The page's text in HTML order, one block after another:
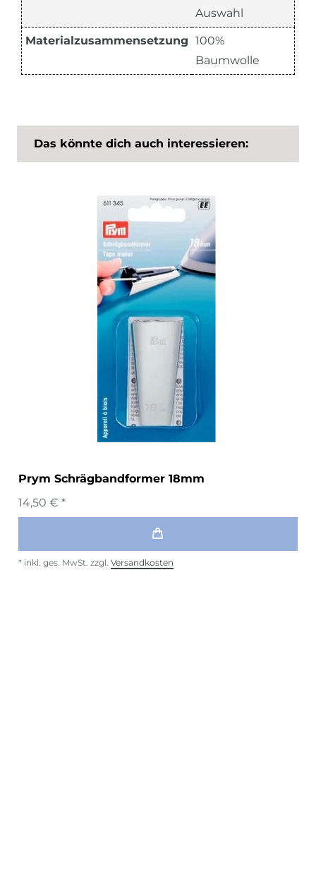
Auswahl
Materialzusammensetzung 100%
Baumwolle
Das könnte dich auch interessieren:
Prym Schrägbandformer 18mm
14,50 € *
* inkl. ges. MwSt. zzgl. Versandkosten